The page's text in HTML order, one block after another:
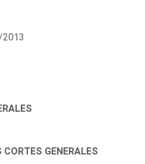
2013
GENERALES